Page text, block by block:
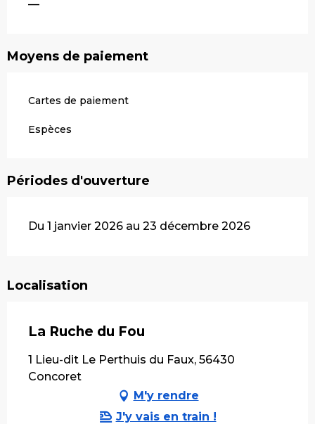
—
Moyens de paiement
Cartes de paiement
Espèces
Périodes d'ouverture
Du 1 janvier 2026 au 23 décembre 2026
Localisation
La Ruche du Fou
1 Lieu-dit Le Perthuis du Faux, 56430
Concoret
M'y rendre
J'y vais en train !